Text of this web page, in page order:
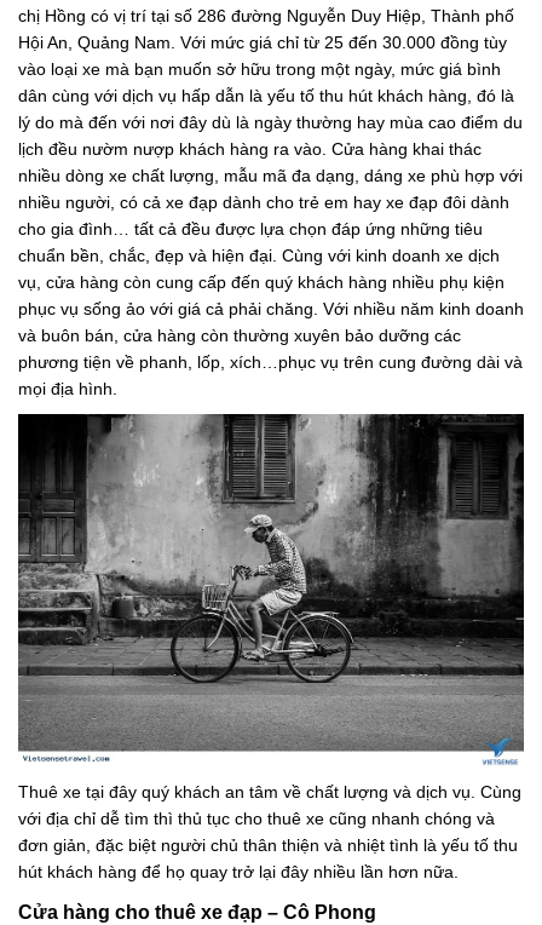
chị Hồng có vị trí tại số 286 đường Nguyễn Duy Hiệp, Thành phố
Hội An, Quảng Nam. Với mức giá chỉ từ 25 đến 30.000 đồng tùy
vào loại xe mà bạn muốn sở hữu trong một ngày, mức giá bình
dân cùng với dịch vụ hấp dẫn là yếu tố thu hút khách hàng, đó là
lý do mà đến với nơi đây dù là ngày thường hay mùa cao điểm du
lịch đều nườm nượp khách hàng ra vào. Cửa hàng khai thác
nhiều dòng xe chất lượng, mẫu mã đa dạng, dáng xe phù hợp với
nhiều người, có cả xe đạp dành cho trẻ em hay xe đạp đôi dành
cho gia đình… tất cả đều được lựa chọn đáp ứng những tiêu
chuẩn bền, chắc, đẹp và hiện đại. Cùng với kinh doanh xe dịch
vụ, cửa hàng còn cung cấp đến quý khách hàng nhiều phụ kiện
phục vụ sống ảo với giá cả phải chăng. Với nhiều năm kinh doanh
và buôn bán, cửa hàng còn thường xuyên bảo dưỡng các
phương tiện về phanh, lốp, xích…phục vụ trên cung đường dài và
mọi địa hình.
Thuê xe tại đây quý khách an tâm về chất lượng và dịch vụ. Cùng
với địa chỉ dễ tìm thì thủ tục cho thuê xe cũng nhanh chóng và
đơn giản, đặc biệt người chủ thân thiện và nhiệt tình là yếu tố thu
hút khách hàng để họ quay trở lại đây nhiều lần hơn nữa.
Cửa hàng cho thuê xe đạp – Cô Phong